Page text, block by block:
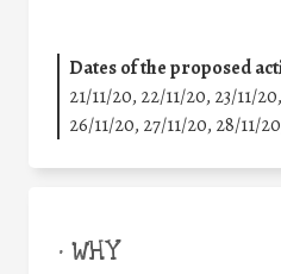
Dates of the proposed
21/11/20, 22/11/20, 23/11/
26/11/20, 27/11/20, 28/11/
• WHY